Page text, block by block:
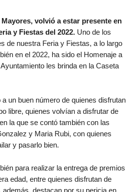
volvió a estar presente en
y Fiestas del 2022. Uno de los
de nuestra Feria y Fiestas, a lo largo
en el 2022, ha sido el Homenaje a
les brinda en la Caseta
un buen número de quienes disfrutan
libre, quienes volvían a disfrutar de
la que se contó también con las
y Maria Rubi, con quienes
y pasarlo bien.
para realizar la entrega de premios
edad, entre quienes disfrutan de
destacan por su pericia en